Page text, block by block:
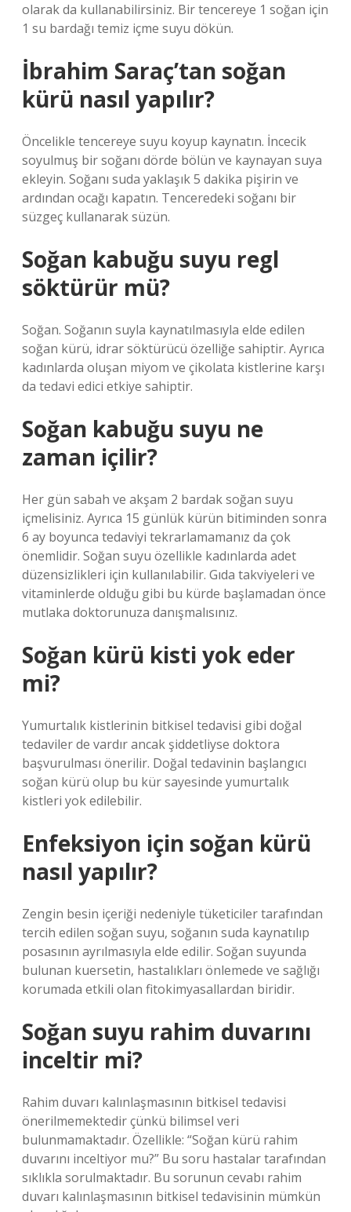
olarak da kullanabilirsiniz. Bir tencereye 1 soğan için
1 su bardağı temiz içme suyu dökün.
İbrahim Saraç’tan soğan
kürü nasıl yapılır?
Öncelikle tencereye suyu koyup kaynatın. İncecik
soyulmuş bir soğanı dörde bölün ve kaynayan suya
ekleyin. Soğanı suda yaklaşık 5 dakika pişirin ve
ardından ocağı kapatın. Tenceredeki soğanı bir
süzgeç kullanarak süzün.
Soğan kabuğu suyu regl
söktürür mü?
Soğan. Soğanın suyla kaynatılmasıyla elde edilen
soğan kürü, idrar söktürücü özelliğe sahiptir. Ayrıca
kadınlarda oluşan miyom ve çikolata kistlerine karşı
da tedavi edici etkiye sahiptir.
Soğan kabuğu suyu ne
zaman içilir?
Her gün sabah ve akşam 2 bardak soğan suyu
içmelisiniz. Ayrıca 15 günlük kürün bitiminden sonra
6 ay boyunca tedaviyi tekrarlamamanız da çok
önemlidir. Soğan suyu özellikle kadınlarda adet
düzensizlikleri için kullanılabilir. Gıda takviyeleri ve
vitaminlerde olduğu gibi bu kürde başlamadan önce
mutlaka doktorunuza danışmalısınız.
Soğan kürü kisti yok eder
mi?
Yumurtalık kistlerinin bitkisel tedavisi gibi doğal
tedaviler de vardır ancak şiddetliyse doktora
başvurulması önerilir. Doğal tedavinin başlangıcı
soğan kürü olup bu kür sayesinde yumurtalık
kistleri yok edilebilir.
Enfeksiyon için soğan kürü
nasıl yapılır?
Zengin besin içeriği nedeniyle tüketiciler tarafından
tercih edilen soğan suyu, soğanın suda kaynatılıp
posasının ayrılmasıyla elde edilir. Soğan suyunda
bulunan kuersetin, hastalıkları önlemede ve sağlığı
korumada etkili olan fitokimyasallardan biridir.
Soğan suyu rahim duvarını
inceltir mi?
Rahim duvarı kalınlaşmasının bitkisel tedavisi
önerilmemektedir çünkü bilimsel veri
bulunmamaktadır. Özellikle: “Soğan kürü rahim
duvarını inceltiyor mu?” Bu soru hastalar tarafından
sıklıkla sorulmaktadır. Bu sorunun cevabı rahim
duvarı kalınlaşmasının bitkisel tedavisinin mümkün